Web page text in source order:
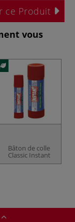
ce Produit
vous
Bâton de colle
Classic Instant